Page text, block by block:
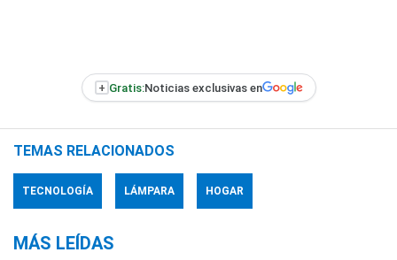
+ Gratis:Noticias exclusivas en
TEMAS RELACIONADOS
TECNOLOGÍA LÁMPARA HOGAR
MÁS LEÍDAS